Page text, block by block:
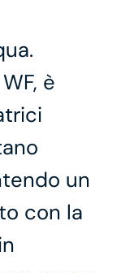
è
un
con la